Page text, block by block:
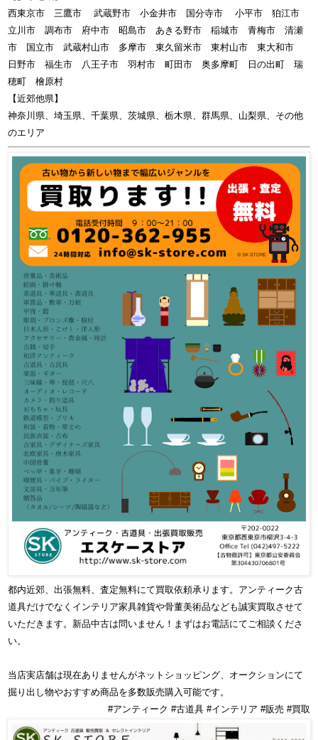
西東京市 三鷹市 武蔵野市 小金井市 国分寺市 小平市 狛江市
立川市 調布市 府中市 昭島市 あきる野市 稲城市 青梅市 清瀬
市 国立市 武蔵村山市 多摩市 東久留米市 東村山市 東大和市
日野市 福生市 八王子市 羽村市 町田市 奥多摩町 日の出町 瑞
穂町 檜原村
【近郊他県】
神奈川県、埼玉県、千葉県、茨城県、栃木県、群馬県、山梨県、その他
のエリア
都内近郊、出張無料、査定無料にて買取依頼承ります。アンティーク古
道具だけでなくインテリア家具雑貨や骨董美術品なども誠実買取させて
いただきます。新品中古は問いません！まずはお電話にてご相談くださ
い。
当店実店舗は現在ありませんがネットショッピング、オークションにて
掘り出し物やおすすめ商品を多数販売購入可能です。
#アンティーク #古道具 #インテリア #販売 #買取